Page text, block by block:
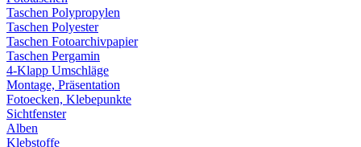
Taschen Polypropylen
Taschen Polyester
Taschen Fotoarchivpapier
Taschen Pergamin
4-Klapp Umschläge
Montage, Präsentation
Fotoecken, Klebepunkte
Sichtfenster
Alben
Klebstoffe